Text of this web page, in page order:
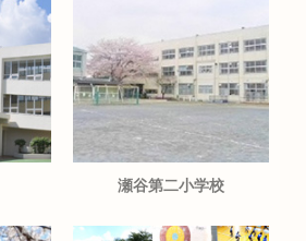
瀬谷第二小学校